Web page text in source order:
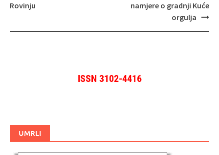
Rovinju
namjere o gradnji Kuće
orgulja
ISSN 3102-4416
UMRLI